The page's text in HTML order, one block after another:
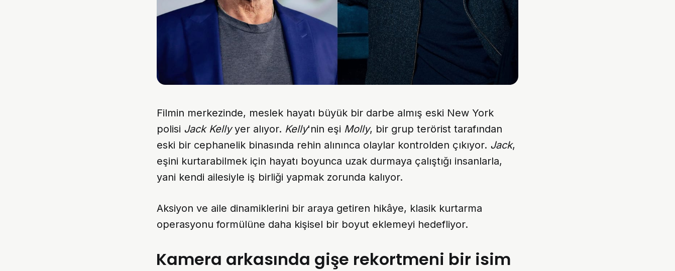
Filmin merkezinde, meslek hayatı büyük bir darbe almış eski New York
polisi Jack Kellyyer alıyor. Kelly'nin eşi Molly, bir grup terörist tarafından
eski bir cephanelik binasında rehin alınınca olaylar kontrolden çıkıyor. Jack,
eşini kurtarabilmek için hayatı boyunca uzak durmaya çalıştığı insanlarla,
yani kendi ailesiyle iş birliği yapmak zorunda kalıyor.
Aksiyon ve aile dinamiklerini bir araya getiren hikâye, klasik kurtarma
operasyonu formülüne daha kişisel bir boyut eklemeyi hedefliyor.
Kamera arkasında gişe rekortmeni bir isim